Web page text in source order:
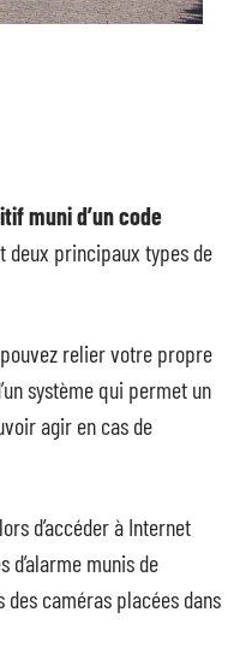
muni d’un code
deux principaux types de
relier votre propre
système qui permet un
agir en cas de
d’accéder à Internet
munis de
caméras placées dans